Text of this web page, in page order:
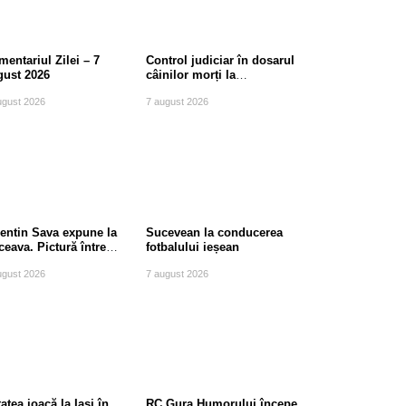
Zilei – 7
2026
2026
Control judiciar în dosarul
câinilor morți la
Suceava
7 august 2026
Sava expune la
Pictură între
2026
Sucevean la conducerea
fotbalului ieșean
7 august 2026